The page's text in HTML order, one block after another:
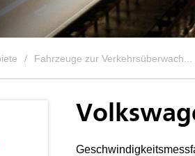
Fahrzeuge zur Verkehrsüberwach...